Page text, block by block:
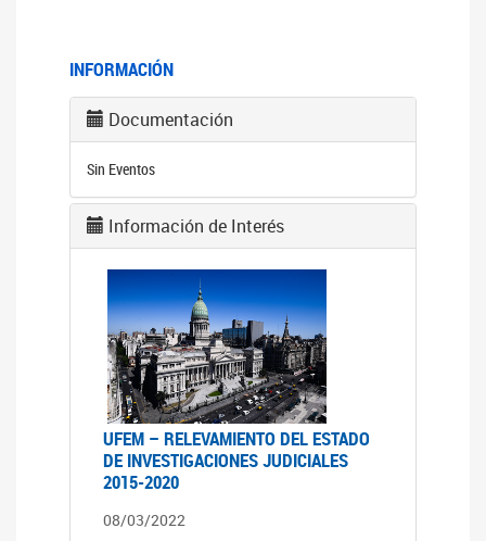
INFORMACIÓN
Documentación
Sin Eventos
Información de Interés
UFEM – RELEVAMIENTO DEL ESTADO
DE INVESTIGACIONES JUDICIALES
2015-2020
08/03/2022